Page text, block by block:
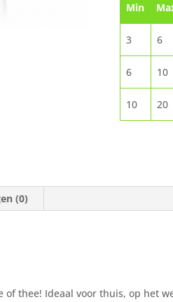
Min
3 6
6 10
10 20
(0)
thee! Ideaal voor thuis, op het